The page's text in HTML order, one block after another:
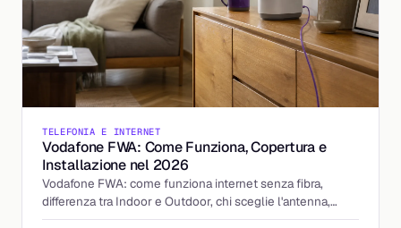
TELEFONIA E INTERNET
Vodafone FWA: Come Funziona, Copertura e
Installazione nel 2026
Vodafone FWA: come funziona internet senza fibra,
differenza tra Indoor e Outdoor, chi sceglie l'antenna,
tempi di installazione e costi aggiornati al 2026.